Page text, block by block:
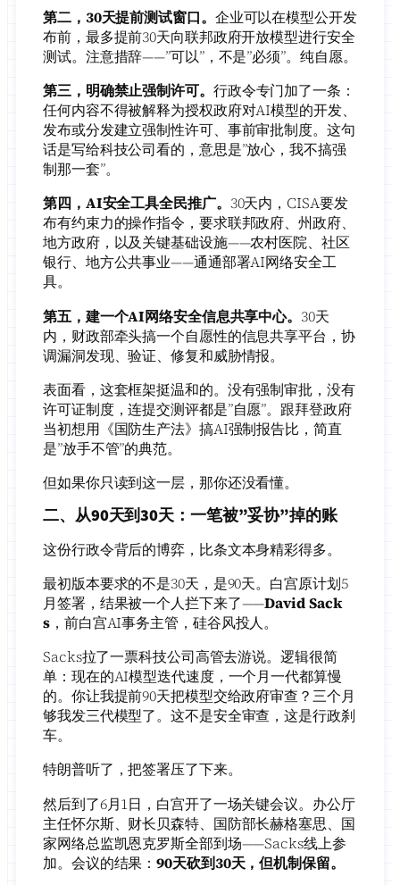
第二，30天提前测试窗口。 企业可以在模型公开发
布前，最多提前30天向联邦政府开放模型进行安全
测试。注意措辞——”可以”，不是”必须”。纯自愿。
第三，明确禁止强制许可。 行政令专门加了一条：
任何内容不得被解释为授权政府对AI模型的开发、
发布或分发建立强制性许可、事前审批制度。这句
话是写给科技公司看的，意思是”放心，我不搞强
制那一套”。
第四，AI安全工具全民推广。 30天内，CISA要发
布有约束力的操作指令，要求联邦政府、州政府、
地方政府，以及关键基础设施——农村医院、社区
银行、地方公共事业——通通部署AI网络安全工
具。
第五，建一个AI网络安全信息共享中心。 30天
内，财政部牵头搞一个自愿性的信息共享平台，协
调漏洞发现、验证、修复和威胁情报。
表面看，这套框架挺温和的。没有强制审批，没有
许可证制度，连提交测评都是”自愿”。跟拜登政府
当初想用《国防生产法》搞AI强制报告比，简直
是”放手不管”的典范。
但如果你只读到这一层，那你还没看懂。
二、从90天到30天：一笔被”妥协”掉的账
这份行政令背后的博弈，比条文本身精彩得多。
最初版本要求的不是30天，是90天。白宫原计划5
月签署，结果被一个人拦下来了——David Sack
s，前白宫AI事务主管，硅谷风投人。
Sacks拉了一票科技公司高管去游说。逻辑很简
单：现在的AI模型迭代速度，一个月一代都算慢
的。你让我提前90天把模型交给政府审查？三个月
够我发三代模型了。这不是安全审查，这是行政刹
车。
特朗普听了，把签署压了下来。
然后到了6月1日，白宫开了一场关键会议。办公厅
主任怀尔斯、财长贝森特、国防部长赫格塞思、国
家网络总监凯恩克罗斯全部到场——Sacks线上参
加。会议的结果：90天砍到30天，但机制保留。